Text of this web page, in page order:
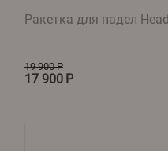
Ракетка для падел
19 900 Р
17 900 Р